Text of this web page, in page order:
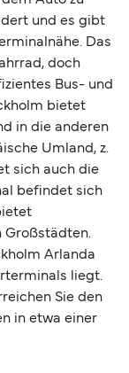
und es gibt
Das
doch
Bus- und
bietet
in die anderen
Umland, z.
sich auch die
befindet sich
Großstädten.
Arlanda
liegt.
Sie den
in etwa einer